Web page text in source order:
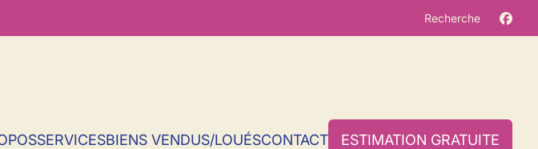
Recherche
SERVICESBIENS VENDUS/LOUÉSCONTACT ESTIMATION GRATUITE